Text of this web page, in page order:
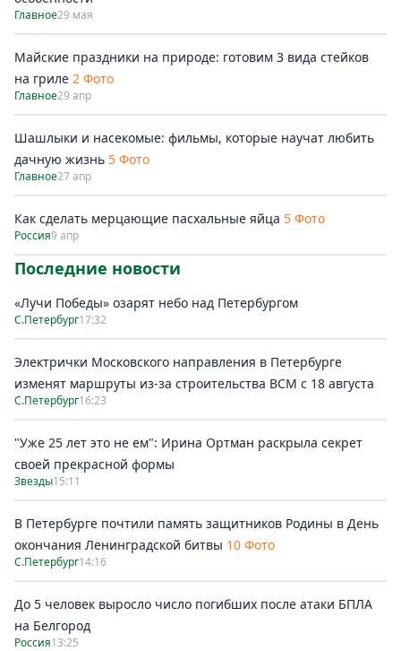
Главное29 мая
Майские праздники на природе: готовим 3 вида стейков
на гриле 2 Фото
Главное29 апр
Шашлыки и насекомые: фильмы, которые научат любить
дачную жизнь 5 Фото
Главное27 апр
Как сделать мерцающие пасхальные яйца 5 Фото
Россия9 апр
Последние новости
«Лучи Победы» озарят небо над Петербургом
С.Петербург17:32
Электрички Московского направления в Петербурге
изменят маршруты из-за строительства ВСМ с 18 августа
С.Петербург16:23
"Уже 25 лет это не ем": Ирина Ортман раскрыла секрет
своей прекрасной формы
Звезды15:11
В Петербурге почтили память защитников Родины в День
окончания Ленинградской битвы 10 Фото
С.Петербург14:16
До 5 человек выросло число погибших после атаки БПЛА
на Белгород
Россия13:25